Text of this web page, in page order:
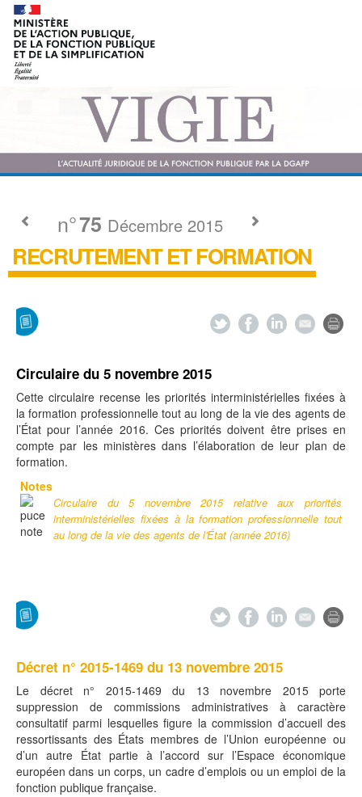
n°75 Décembre 2015
RECRUTEMENT ET FORMATION
Circulaire du 5 novembre 2015
Cette circulaire recense les priorités interministérielles fixées à
la formation professionnelle tout au long de la vie des agents de
l’État pour l’année 2016. Ces priorités doivent être prises en
compte par les ministères dans l’élaboration de leur plan de
formation.
Notes
Circulaire du 5 novembre 2015 relative aux priorités
interministérielles fixées à la formation professionnelle tout
au long de la vie des agents de l'État (année 2016)
Décret n° 2015-1469 du 13 novembre 2015
Le décret n° 2015-1469 du 13 novembre 2015 porte
suppression de commissions administratives à caractère
consultatif parmi lesquelles figure la commission d’accueil des
ressortissants des États membres de l’Union européenne ou
d’un autre État partie à l’accord sur l’Espace économique
européen dans un corps, un cadre d’emplois ou un emploi de la
fonction publique française.